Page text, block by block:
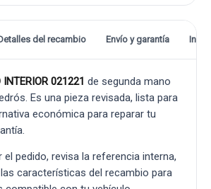
del recambio Envío y garantía
INTERIOR 021221 de segunda mano
Es una pieza revisada, lista para
económica para reparar tu
el pedido, revisa la referencia interna,
características del recambio para